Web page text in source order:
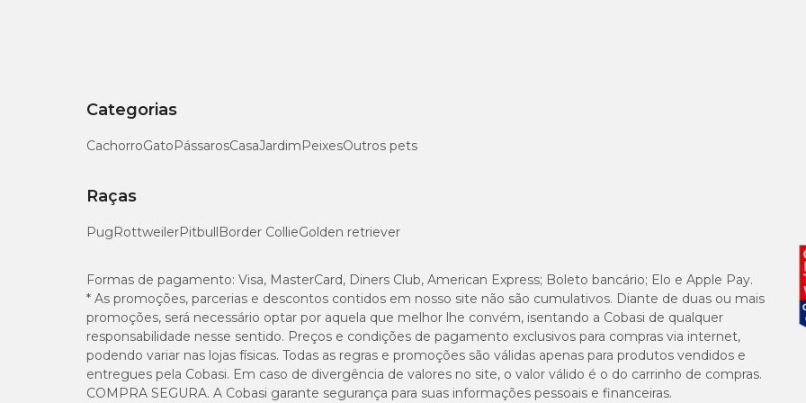
Categorias
CachorroGatoPássarosCasaJardimPeixesOutros pets
Raças
PugRottweilerPitbullBorder CollieGolden retriever
Formas de pagamento: Visa, MasterCard, Diners Club, American Express; Boleto bancário; Elo e Apple Pay.
* As promoções, parcerias e descontos contidos em nosso site não são cumulativos. Diante de duas ou mais
promoções, será necessário optar por aquela que melhor lhe convém, isentando a Cobasi de qualquer
responsabilidade nesse sentido. Preços e condições de pagamento exclusivos para compras via internet,
podendo variar nas lojas físicas. Todas as regras e promoções são válidas apenas para produtos vendidos e
entregues pela Cobasi. Em caso de divergência de valores no site, o valor válido é o do carrinho de compras.
COMPRA SEGURA. A Cobasi garante segurança para suas informações pessoais e financeiras.